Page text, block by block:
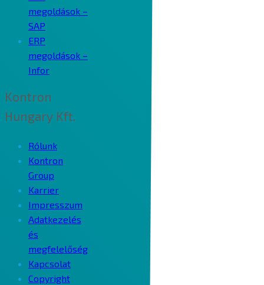
megoldások –
SAP
ERP
megoldások –
Infor
Kontron
Hungary Kft.
Rólunk
Kontron
Group
Karrier
Impresszum
Adatkezelés
és
megfelelőség
Kapcsolat
Copyright